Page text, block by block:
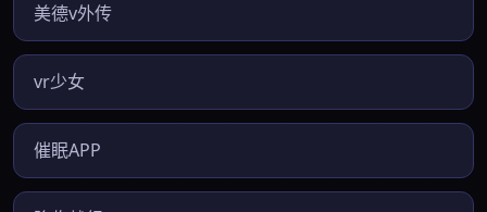
美德v外传
vr少女
催眠APP